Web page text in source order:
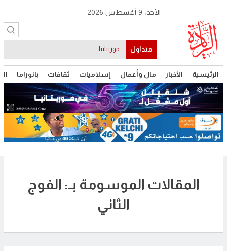
الرئيسية الأخبار مال وأعمال إسلاميات ثقافات بانوراما
الأحد، 9 أغسطس 2026
متداول موريتانيا
المقالات الموسومة بـ: الفوج
الثاني